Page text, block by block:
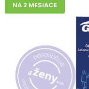
NA 2 MESIACE